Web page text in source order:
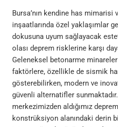
Bursa’nın kendine has
inşaatlarında özel yaklaşımlar
dokusuna uyum sağlayacak
olası deprem risklerine karşı
Geleneksel betonarme
faktörlere, özellikle de sismik
gösterebilirken, modern ve
güvenli alternatifler
merkezimizden aldığımız
konstrüksiyon alanındaki derin